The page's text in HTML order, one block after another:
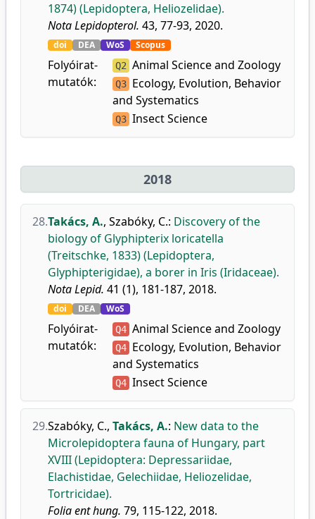
1874) (Lepidoptera, Heliozelidae).
Nota Lepidopterol. 43, 77-93, 2020.
doi DEA WoS Scopus
Folyóirat-
mutatók:
Q2 Animal Science and Zoology
Q3 Ecology, Evolution, Behavior
and Systematics
Q3 Insect Science
2018
28.Takács, A., Szabóky, C.: Discovery of the
biology of Glyphipterix loricatella
(Treitschke, 1833) (Lepidoptera,
Glyphipterigidae), a borer in Iris (Iridaceae).
Nota Lepid. 41 (1), 181-187, 2018.
doi DEA WoS
Folyóirat-
mutatók:
Q4 Animal Science and Zoology
Q4 Ecology, Evolution, Behavior
and Systematics
Q4 Insect Science
29.Szabóky, C., Takács, A.: New data to the
Microlepidoptera fauna of Hungary, part
XVIII (Lepidoptera: Depressariidae,
Elachistidae, Gelechiidae, Heliozelidae,
Tortricidae).
Folia ent hung. 79, 115-122, 2018.